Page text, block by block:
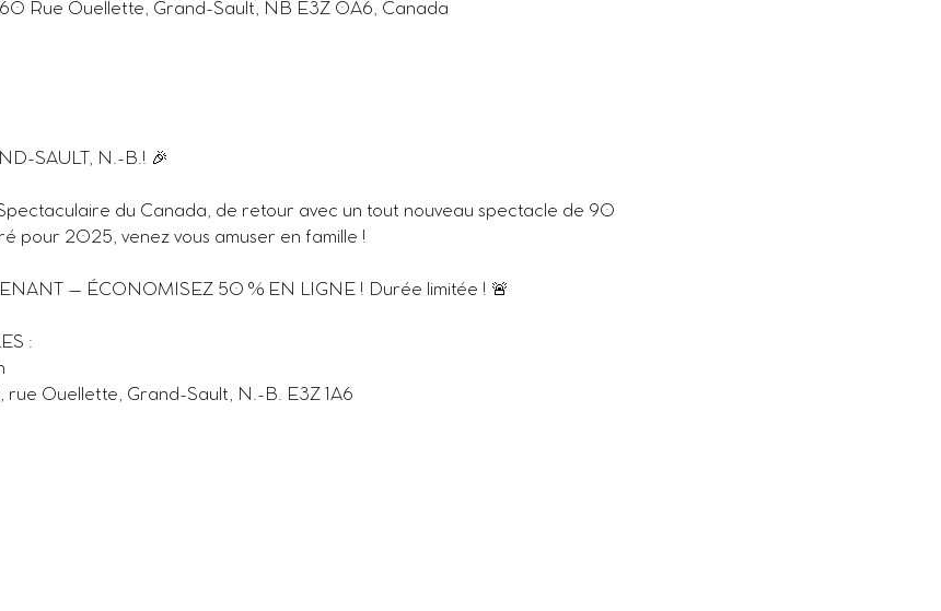
Rue Ouellette, Grand-Sault, NB E3Z 0A6, Canada
SAULT, N.-B.! 🎉
du Canada, de retour avec un tout nouveau spectacle de 90
pour 2025, venez vous amuser en famille !
– ÉCONOMISEZ 50 % EN LIGNE ! Durée limitée ! 🚨
:
rue Ouellette, Grand-Sault, N.-B. E3Z 1A6